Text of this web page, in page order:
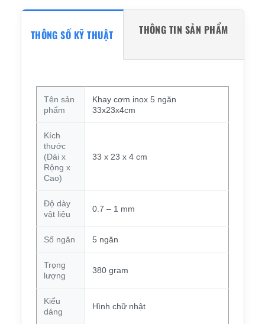
THÔNG SỐ KỸ THUẬT THÔNG TIN SẢN PHẨM
Tên sản
phẩm
Khay cơm inox 5 ngăn
33x23x4cm
Kích
thước
(Dài x
Rộng x
Cao)
33 x 23 x 4 cm
Độ dày
vật liệu
0.7 – 1 mm
Số ngăn 5 ngăn
Trọng
lượng
380 gram
Kiểu
dáng
Hình chữ nhật